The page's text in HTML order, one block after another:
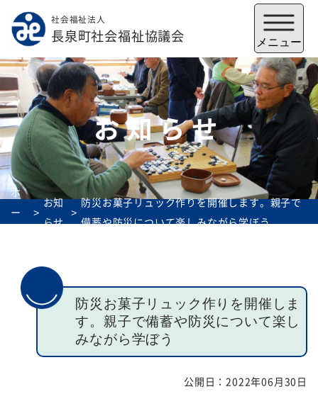
社会福祉法人
長泉町社会福祉協議会 メニュー
メニューを閉じる
社協とは サービス
福祉団体
情報公表
お知らせ
ホ
ー
お知
らせ
防災お菓子リュック作りを開催します。親子で
備蓄や防災について楽しみながら学ぼう
防災お菓子リュック作りを開催しま
す。親子で備蓄や防災について楽し
みながら学ぼう
公開日：2022年06月30日